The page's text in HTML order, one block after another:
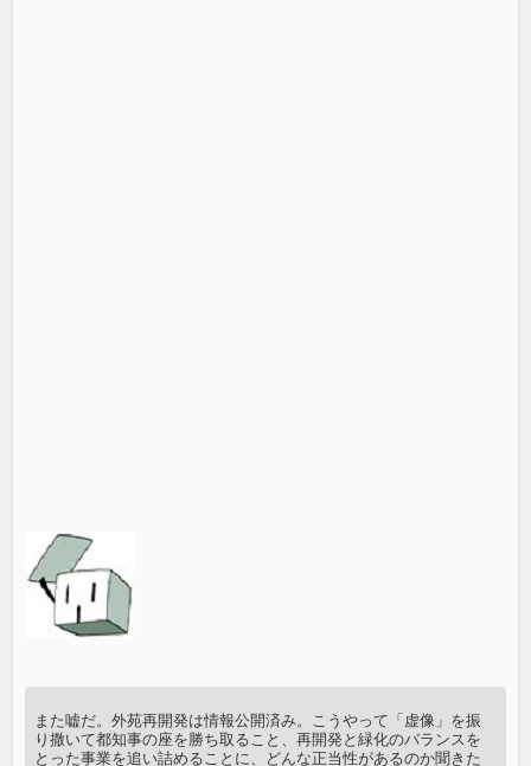
また嘘だ。外苑再開発は情報公開済み。こうやって「虚像」を振
り撒いて都知事の座を勝ち取ること、再開発と緑化のバランスを
とった事業を追い詰めることに、どんな正当性があるのか聞きた